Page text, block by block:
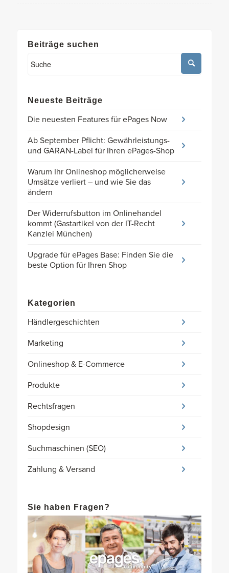
Beiträge suchen
Neueste Beiträge
Die neuesten Features für ePages Now
Ab September Pflicht: Gewährleistungs-
und GARAN-Label für Ihren ePages-Shop
Warum Ihr Onlineshop möglicherweise
Umsätze verliert – und wie Sie das
ändern
Der Widerrufsbutton im Onlinehandel
kommt (Gastartikel von der IT-Recht
Kanzlei München)
Upgrade für ePages Base: Finden Sie die
beste Option für Ihren Shop
Kategorien
Händlergeschichten
Marketing
Onlineshop & E-Commerce
Produkte
Rechtsfragen
Shopdesign
Suchmaschinen (SEO)
Zahlung & Versand
Sie haben Fragen?